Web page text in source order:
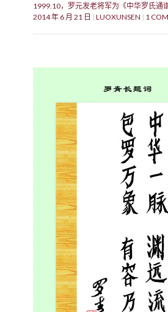
1999.10，罗元发老将军为《中华罗氏通
2014 年 6 月 21 日
LUOXUNSEN 1